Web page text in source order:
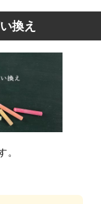
換え
。